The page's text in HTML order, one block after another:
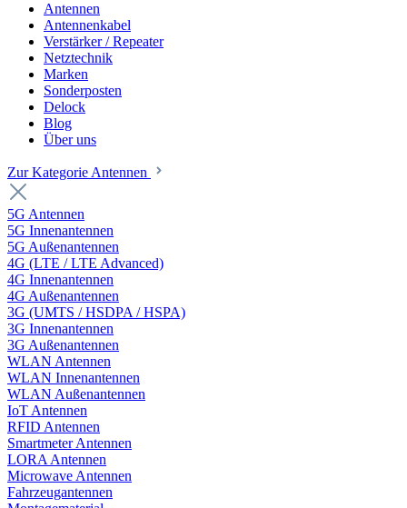
Antennen
Antennenkabel
Verstärker / Repeater
Netztechnik
Marken
Sonderposten
Delock
Blog
Über uns
Zur Kategorie Antennen
5G Antennen
5G Innenantennen
5G Außenantennen
4G (LTE / LTE Advanced)
4G Innenantennen
4G Außenantennen
3G (UMTS / HSDPA / HSPA)
3G Innenantennen
3G Außenantennen
WLAN Antennen
WLAN Innenantennen
WLAN Außenantennen
IoT Antennen
RFID Antennen
Smartmeter Antennen
LORA Antennen
Microwave Antennen
Fahrzeugantennen